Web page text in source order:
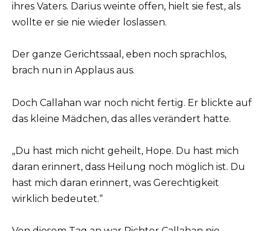
ihres Vaters. Darius weinte offen, hielt sie fest, als
wollte er sie nie wieder loslassen.
Der ganze Gerichtssaal, eben noch sprachlos,
brach nun in Applaus aus.
Doch Callahan war noch nicht fertig. Er blickte auf
das kleine Mädchen, das alles verändert hatte.
„Du hast mich nicht geheilt, Hope. Du hast mich
daran erinnert, dass Heilung noch möglich ist. Du
hast mich daran erinnert, was Gerechtigkeit
wirklich bedeutet.“